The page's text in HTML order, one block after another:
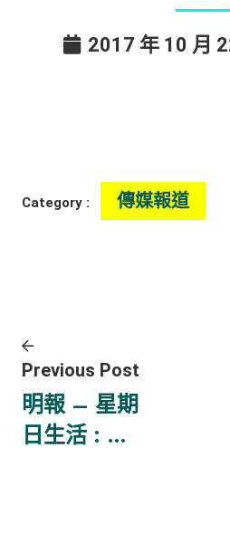
2017 年 10 月
Category : 傳媒報道
Previous Post
明報 – 星期
日生活 : 永